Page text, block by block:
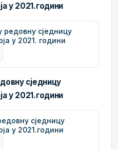
у 2021.години
редовну сједницу
у 2021. години
сједницу
у 2021.години
сједницу
у 2021.години